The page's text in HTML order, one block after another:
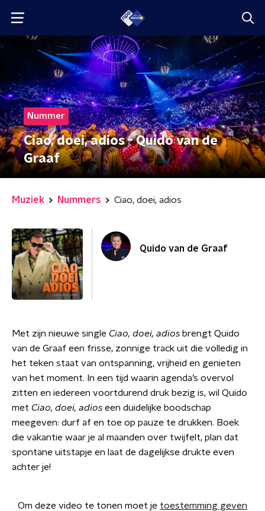
Nummer
Ciao, doei, adios - Quido van de
Graaf
Muziek Nummers Ciao, doei, adios
Quido van de Graaf
Met zijn nieuwe single Ciao, doei, adios brengt Quido
van de Graaf een frisse, zonnige track uit die volledig in
het teken staat van ontspanning, vrijheid en genieten
van het moment. In een tijd waarin agenda’s overvol
zitten en iedereen voortdurend druk bezig is, wil Quido
met Ciao, doei, adios een duidelijke boodschap
meegeven: durf af en toe op pauze te drukken. Boek
die vakantie waar je al maanden over twijfelt, plan dat
spontane uitstapje en laat de dagelijkse drukte even
achter je!
Om deze video te tonen moet je toestemming geven